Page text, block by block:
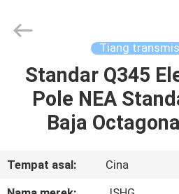
RUMAH
PRODUK
VIDEO
co.,ltd.
Reserved.
Tiang
Standar Q345
Pole NEA
Baja
Tempat asal:
Cina